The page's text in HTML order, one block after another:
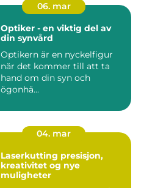
06. mar
Optiker - en viktig del av
din synvård
Optikern är en nyckelfigur
när det kommer till att ta
hand om din syn och
ögonhä...
04. mar
Laserkutting presisjon,
kreativitet og nye
muligheter